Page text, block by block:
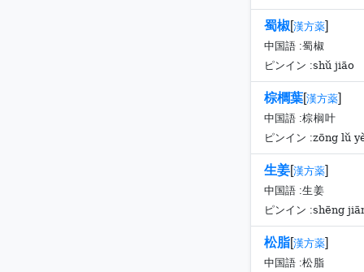
蜀椒[漢方薬]
中国語 :蜀椒
ピンイン :shǔ jiāo
棕櫚葉[漢方薬]
中国語 :棕榈叶
ピンイン :zōng lǔ
生姜[漢方薬]
中国語 :生姜
ピンイン :shēng
松脂[漢方薬]
中国語 :松脂